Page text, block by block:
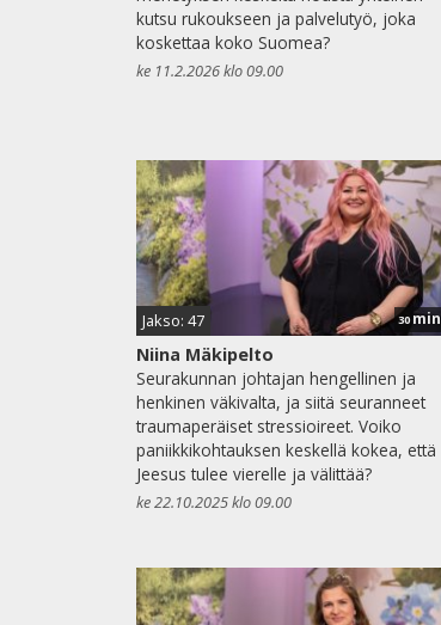
kutsu rukoukseen ja palvelutyö, joka
koskettaa koko Suomea?
ke 11.2.2026 klo 09.00
Jakso: 47 30 min
Niina Mäkipelto
Seurakunnan johtajan hengellinen ja
henkinen väkivalta, ja siitä seuranneet
traumaperäiset stressioireet. Voiko
paniikkikohtauksen keskellä kokea, että
Jeesus tulee vierelle ja välittää?
ke 22.10.2025 klo 09.00